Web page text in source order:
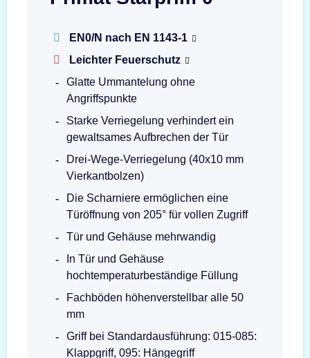
EN0/N nach EN 1143-1
Leichter Feuerschutz
Glatte Ummantelung ohne
Angriffspunkte
Starke Verriegelung verhindert ein
gewaltsames Aufbrechen der Tür
Drei-Wege-Verriegelung (40x10 mm
Vierkantbolzen)
Die Scharniere ermöglichen eine
Türöffnung von 205° für vollen Zugriff
Tür und Gehäuse mehrwandig
In Tür und Gehäuse
hochtemperaturbeständige Füllung
Fachböden höhenverstellbar alle 50
mm
Griff bei Standardausführung: 015-085:
Klappgriff, 095: Hängegriff